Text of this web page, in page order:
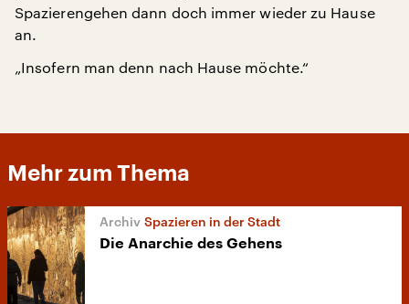
Spazierengehen dann doch immer wieder zu Hause
an.
„Insofern man denn nach Hause möchte.“
Mehr zum Thema
Spazieren in der Stadt
Die Anarchie des Gehens